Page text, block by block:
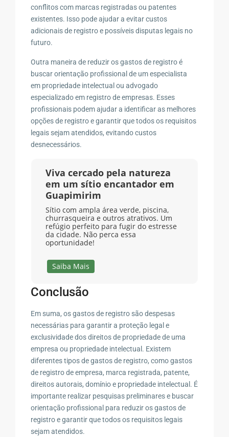
conflitos com marcas registradas ou patentes
existentes. Isso pode ajudar a evitar custos
adicionais de registro e possíveis disputas legais no
futuro.
Outra maneira de reduzir os gastos de registro é
buscar orientação profissional de um especialista
em propriedade intelectual ou advogado
especializado em registro de empresas. Esses
profissionais podem ajudar a identificar as melhores
opções de registro e garantir que todos os requisitos
legais sejam atendidos, evitando custos
desnecessários.
Viva cercado pela natureza
em um sítio encantador em
Guapimirim
Sítio com ampla área verde, piscina,
churrasqueira e outros atrativos. Um
refúgio perfeito para fugir do estresse
da cidade. Não perca essa
oportunidade!
Saiba Mais
Conclusão
Em suma, os gastos de registro são despesas
necessárias para garantir a proteção legal e
exclusividade dos direitos de propriedade de uma
empresa ou propriedade intelectual. Existem
diferentes tipos de gastos de registro, como gastos
de registro de empresa, marca registrada, patente,
direitos autorais, domínio e propriedade intelectual. É
importante realizar pesquisas preliminares e buscar
orientação profissional para reduzir os gastos de
registro e garantir que todos os requisitos legais
sejam atendidos.